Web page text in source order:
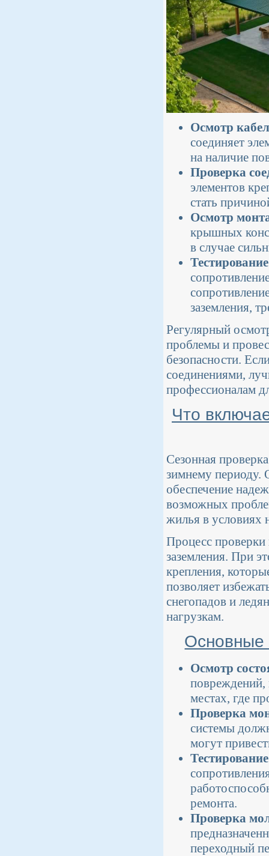
Осмотр
соединяет
на наличие
Проверка
элементов
стать
Осмотр
крышных
в случае
заземления,
Регулярный
проблемы и
безопасности.
соединениями,
профессионалам
Что
Сезонная
зимнему периоду.
обеспечение
возможных
жилья в условиях
Процесс проверки
заземления. При
крепления,
позволяет
снегопадов и
нагрузкам.
Основные
Осмотр
повреждений,
местах, где
Проверка
системы
могут
ремонта.
Проверка
переходный